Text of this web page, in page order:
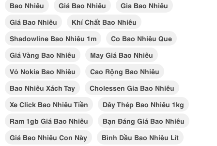
Bao Nhiêu Giá Bao Nhiêu
Gia Bao Nhiêu
Giá Bao Nhiêu
Khí Chất Bao Nhiêu
Shadowline Bao Nhiêu 1m
Co Bao Nhiêu Que
Giá Vàng Bao Nhiêu
May Giá Bao Nhiêu
Vỏ Nokia Bao Nhiêu
Cao Rộng Bao Nhiêu
Bao Nhiêu Xách Tay
Cholessen Gia Bao Nhiêu
Xe Click Bao Nhiêu Tiền
Dây Thép Bao Nhiêu 1kg
Ram 1gb Giá Bao Nhiêu
Bạn Đáng Giá Bao Nhiêu
Giá Bao Nhiêu Con Này
Bình Dầu Bao Nhiêu Lít